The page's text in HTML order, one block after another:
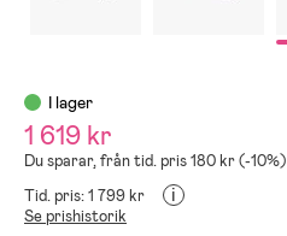
I lager
1 619 kr
Du sparar, från tid. pris 180 kr (-10%)
Tid. pris: 1 799 kr
i
Se prishistorik